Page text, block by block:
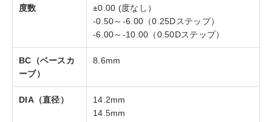
度数
±0.00 (度なし）
-0.50～-6.00（0.25Dステップ）
-6.00～-10.00（0.50Dステップ）
BC（ベースカ
ーブ）
8.6mm
DIA（直径）
14.2mm
14.5mm